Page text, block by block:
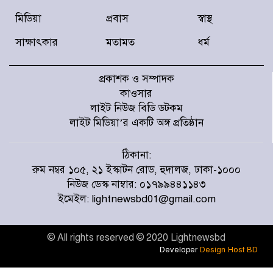
সালমান শাহ হত্যা মামলায় ডন গ্রেফতার
গাজা থেকে ফিলিস্তিনিদের উচ্ছেদ ‘রেড লাইন’,
মিশরের সতর্কবার্তা
রাষ্ট্রপতি নির্বাচনে ১১ দলীয় ঐক্যের প্রার্থী অলি
আহমদ
দেশে প্রাইভেট টিউশন মহামারি আকার ধারণ
করেছে: গণশিক্ষা প্রতিমন্ত্রী
মিডিয়া
সাক্ষাৎকার
প্রবাস
মতামত
স্বাস্থ
ধর্ম
প্রকাশক ও সম্পাদক
কাওসার
লাইট নিউজ বিডি ডটকম
লাইট মিডিয়া’র একটি অঙ্গ প্রতিষ্ঠান
ঠিকানা:
রুম নম্বর ১০৫, ২১ ইস্কাটন রোড, হুদালজ, ঢাকা-১০০০
নিউজ ডেস্ক নাম্বার: ০১৭৯৯৪৪১১৪৩
ইমেইল: lightnewsbd01@gmail.com
© All rights reserved © 2020 Lightnewsbd
Developer Design Host BD